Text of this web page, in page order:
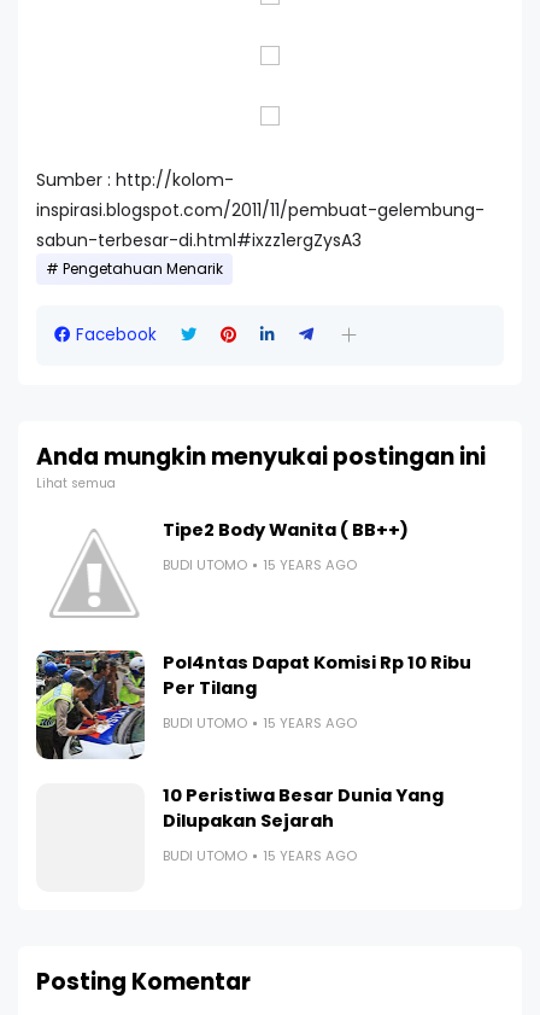
Sumber : http://kolom-
inspirasi.blogspot.com/2011/11/pembuat-gelembung-
sabun-terbesar-di.html#ixzz1ergZysA3
Pengetahuan Menarik
Facebook
Anda mungkin menyukai postingan ini
Lihat semua
Tipe2 Body Wanita ( BB++)
BUDI UTOMO 15 YEARS AGO
Pol4ntas Dapat Komisi Rp 10 Ribu
Per Tilang
BUDI UTOMO 15 YEARS AGO
10 Peristiwa Besar Dunia Yang
Dilupakan Sejarah
BUDI UTOMO 15 YEARS AGO
Posting Komentar